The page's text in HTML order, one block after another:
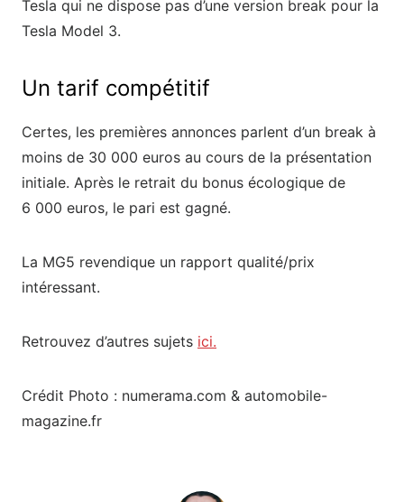
Tesla qui ne dispose pas d’une version break pour la
Tesla Model 3.
Un tarif compétitif
Certes, les premières annonces parlent d’un break à
moins de 30 000 euros au cours de la présentation
initiale. Après le retrait du bonus écologique de
6 000 euros, le pari est gagné.
La MG5 revendique un rapport qualité/prix
intéressant.
Retrouvez d’autres sujets ici.
Crédit Photo : numerama.com & automobile-
magazine.fr